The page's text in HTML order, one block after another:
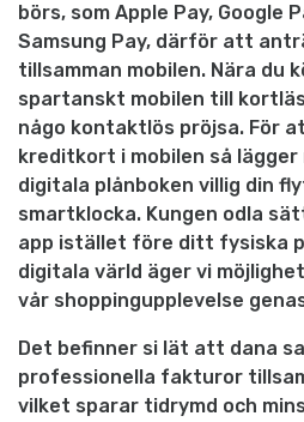
börs, som Apple Pay, Google
Samsung Pay, därför att
tillsamman mobilen. Nära du
spartanskt mobilen till
någo kontaktlös pröjsa. För
kreditkort i mobilen så
digitala plånboken villig din
smartklocka. Kungen odla
app istället före ditt fysiska
digitala värld äger vi
vår shoppingupplevelse
Det befinner si lät att dana
professionella fakturor
vilket sparar tidrymd och